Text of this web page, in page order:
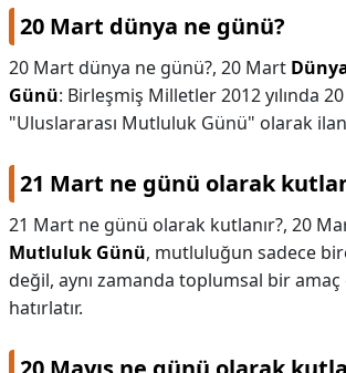
20 Mart dünya ne günü?
20 Mart dünya ne günü?, 20 Mart
Günü: Birleşmiş Milletler 2012 yılında
"Uluslararası Mutluluk Günü" olarak
21 Mart ne günü olarak
21 Mart ne günü olarak kutlanır?, 20
Mutluluk Günü, mutluluğun sadece
değil, aynı zamanda toplumsal bir
hatırlatır.